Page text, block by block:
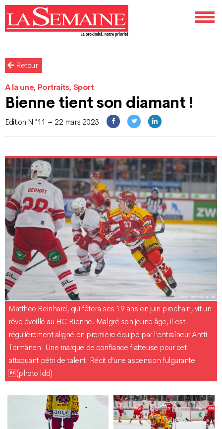
Retour
A la une, Portraits, Sport
Bienne tient son diamant !
Edition N°11 – 22 mars 2023
Mattheo Reinhard, qui fêtera ses 19 ans en juin prochain, vit un
rêve éveillé au HC Bienne. Malgré son jeune âge, il est
régulièrement aligné en première équipe par l’entraîneur Antti
Törmänen. Une marque de confiance flatteuse pour cet
attaquant pétri de talent. Récit d’une ascension fulgurante.
(photo ldd)